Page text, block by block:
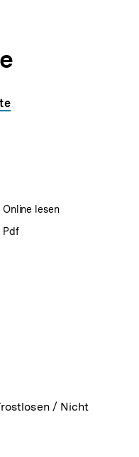
verfügbar
Online lesen
verfügbar
Pdf
/ Nicht